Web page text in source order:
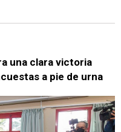
una clara victoria
a pie de urna